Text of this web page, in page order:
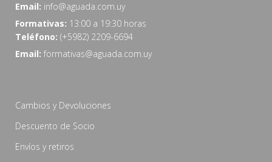
Email: info@aguada.com.uy
Formativas: 13:00 a 19:30 horas
Teléfono: (+5982) 2209-6694
Email: formativas@aguada.com.uy
Cambios y Devoluciones
Descuento de Socio
Envíos y retiros